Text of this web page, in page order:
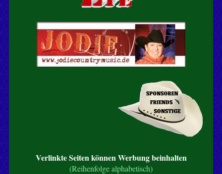
Verlinkte Seiten können Werbung beinhalten
(Reihenfolge alphabetisch)